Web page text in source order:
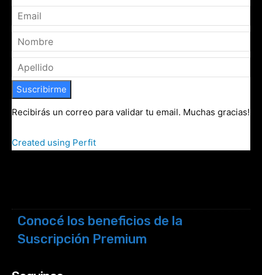
Suscribirme
Recibirás un correo para validar tu email. Muchas gracias!
Created using Perfit
Conocé los beneficios de la
Suscripción Premium